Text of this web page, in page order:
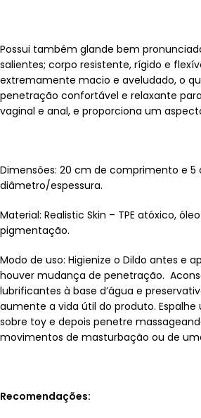
Possui também glande bem
salientes; corpo resistente, rígido e
extremamente macio e aveludado, o
penetração confortável e relaxante
vaginal e anal, e proporciona um
Dimensões: 20 cm de comprimento e 5
diâmetro/espessura.
Material: Realistic Skin – TPE atóxico,
pigmentação.
Modo de uso: Higienize o Dildo antes e
houver mudança de penetração.
lubrificantes à base d’água e
aumente a vida útil do produto.
sobre toy e depois penetre
movimentos de masturbação ou de
Recomendações: